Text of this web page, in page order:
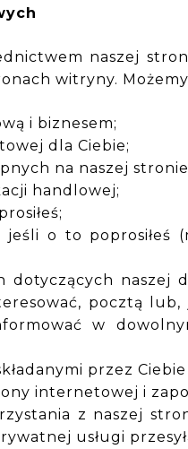
naszej
witryny.
i biznesem;
dla Ciebie;
na naszej
handlowej;
jeśli o to
dotyczących
pocztą
w
przez
internetowej i
z naszej
usługi